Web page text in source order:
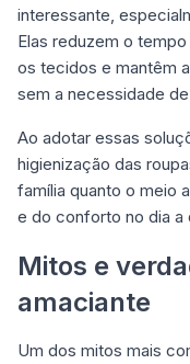
interessante,
Elas reduzem o
os tecidos e mantêm
sem a necessidade
Ao adotar essas
higienização das
família quanto o meio
e do conforto no dia a
Mitos e
amaciante
Um dos mitos mais